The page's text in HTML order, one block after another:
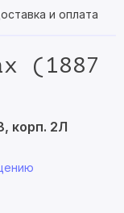
и оплата
(1887
корп. 2Л